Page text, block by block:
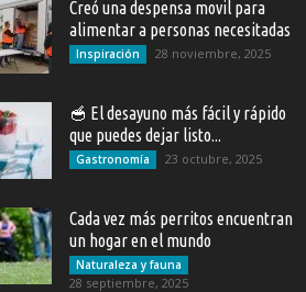
Creó una despensa movil para
alimentar a personas necesitadas
Inspiración 28 noviembre, 2025
🥣 El desayuno más fácil y rápido
que puedes dejar listo...
Gastronomía 23 octubre, 2025
Cada vez más perritos encuentran
un hogar en el mundo
Naturaleza y fauna
28 septiembre, 2025